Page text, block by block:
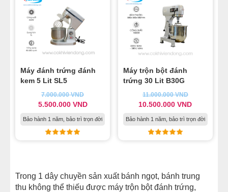
Máy đánh trứng đánh
kem 5 Lit SL5
7.000.000VND
5.500.000 VND
Bảo hành 1 năm, bảo trì trọn đời
Máy trộn bột đánh
trứng 30 Lit B30G
11.000.000VND
10.500.000VND
Bảo hành 1 năm, bảo trì trọn đời
Trong 1 dây chuyền sản xuất bánh ngọt, bánh trung
thu không thể thiếu được máy trộn bột đánh trứng,